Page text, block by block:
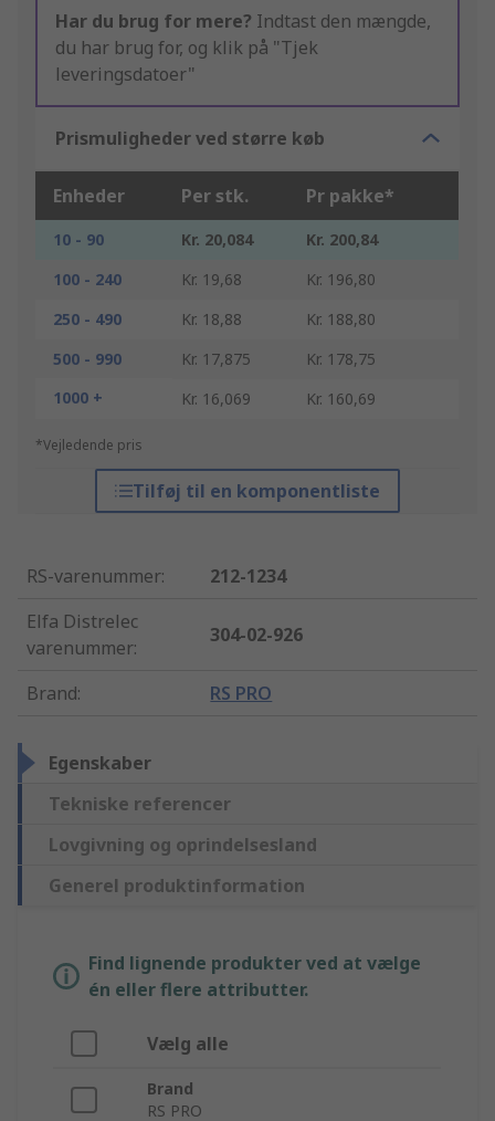
Har du brug for mere? Indtast den mængde,
du har brug for, og klik på "Tjek
leveringsdatoer"
Prismuligheder ved større køb
Enheder Per stk. Pr pakke*
10 - 90 Kr. 20,084
Kr. 200,84
100 - 240
Kr. 19,68
Kr. 196,80
250 - 490
Kr. 18,88
Kr. 188,80
500 - 990
Kr. 17,875
Kr. 178,75
1000 +
Kr. 16,069 Kr. 160,69
*Vejledende pris
Tilføj til en komponentliste
RS-varenummer:
212-1234
Elfa Distrelec
varenummer:
304-02-926
Brand: RS PRO
Egenskaber
Tekniske referencer
Lovgivning og oprindelsesland
Generel produktinformation
Find lignende produkter ved at vælge
én eller flere attributter.
Vælg alle
Brand
RS PRO